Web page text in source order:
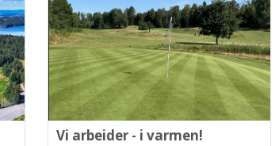
Vi arbeider - i varmen!